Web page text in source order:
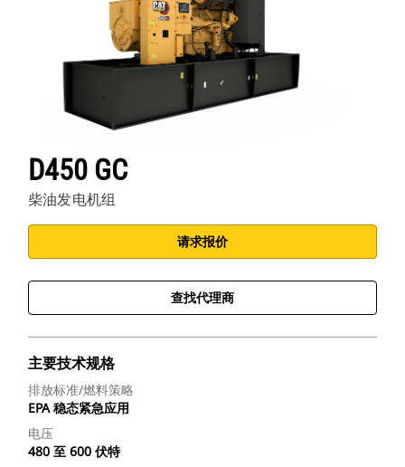
D450 GC
柴油发电机组
请求报价
查找代理商
主要技术规格
排放标准/燃料策略
EPA 稳态紧急应用
电压
480 至 600 伏特